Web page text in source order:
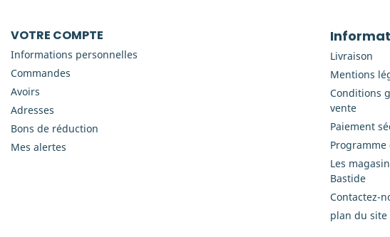
VOTRE COMPTE
Informations personnelles
Commandes
Avoirs
Adresses
Bons de réduction
Mes alertes
Livraison
Mentions
Conditions
vente
Paiement
Les
Bastide
Contactez-
plan du site